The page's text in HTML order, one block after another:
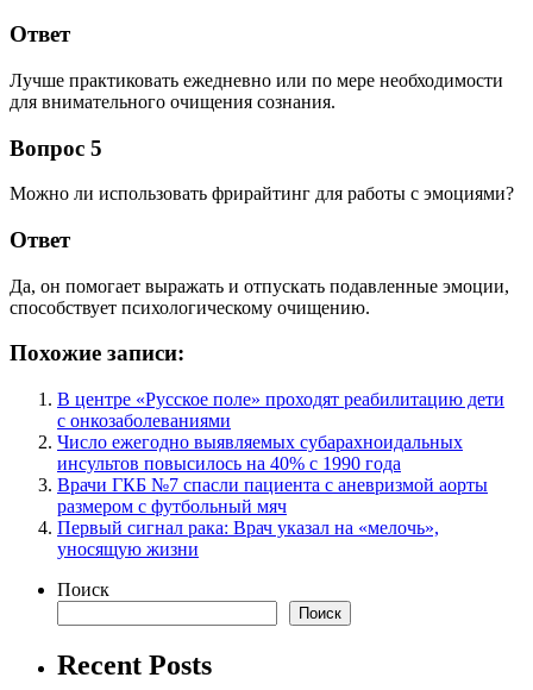
Ответ
Лучше практиковать ежедневно или по мере необходимости
для внимательного очищения сознания.
Вопрос 5
Можно ли использовать фрирайтинг для работы с эмоциями?
Ответ
Да, он помогает выражать и отпускать подавленные эмоции,
способствует психологическому очищению.
Похожие записи:
В центре «Русское поле» проходят реабилитацию дети
с онкозаболеваниями
Число ежегодно выявляемых субарахноидальных
инсультов повысилось на 40% с 1990 года
Врачи ГКБ №7 спасли пациента с аневризмой аорты
размером с футбольный мяч
Первый сигнал рака: Врач указал на «мелочь»,
уносящую жизни
Поиск
Поиск
Recent Posts